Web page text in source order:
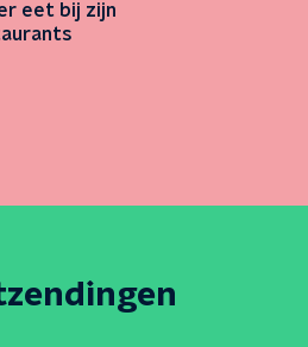
eet bij zijn